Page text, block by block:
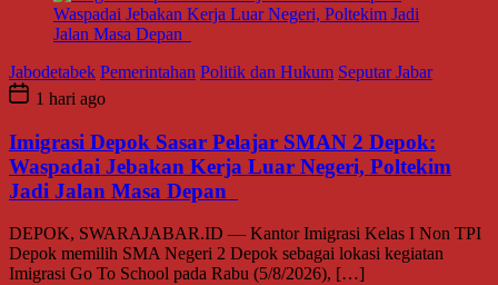
Jabodetabek Pemerintahan Politik dan Hukum Seputar Jabar
1 hari ago
Imigrasi Depok Sasar Pelajar SMAN 2 Depok:
Waspadai Jebakan Kerja Luar Negeri, Poltekim
Jadi Jalan Masa Depan
DEPOK, SWARAJABAR.ID — Kantor Imigrasi Kelas I Non TPI
Depok memilih SMA Negeri 2 Depok sebagai lokasi kegiatan
Imigrasi Go To School pada Rabu (5/8/2026), […]